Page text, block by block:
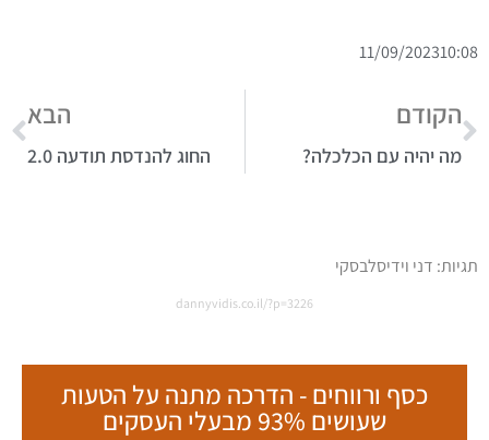
10:08
11/09/2023
הקודם
מה יהיה עם הכלכלה?
הבא
החוג להנדסת תודעה 2.0
תגיות: דני וידיסלבסקי
dannyvidis.co.il/?p=3226
כסף ורווחים - הדרכה מתנה על הטעות
שעושים 93% מבעלי העסקים